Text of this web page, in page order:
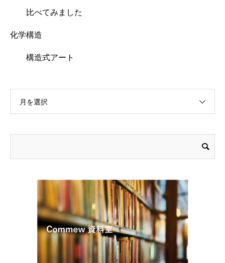
比べてみました
化学構造
構造式アート
月を選択